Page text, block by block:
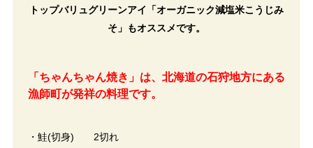
トップバリュグリーンアイ「オーガニック減塩米こうじみ
そ」もオススメです。
「ちゃんちゃん焼き」は、北海道の石狩地方にある
漁師町が発祥の料理です。
・鮭(切身) 2切れ